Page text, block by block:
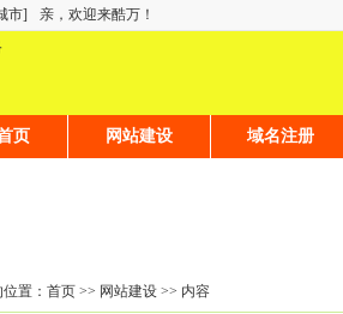
市] 亲，欢迎来酷万！
页 网站建设 域名注册
置： 首页 >> 网站建设 >> 内容